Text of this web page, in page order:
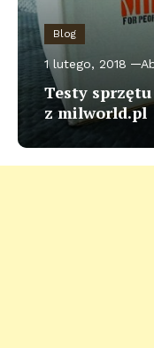
Blog
1 lutego, 2018
Testy
z milworld.pl